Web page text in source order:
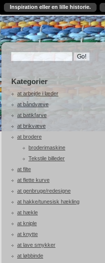
Inspiration eller en lille historie.
Kategorier
at arbejde i læder
at båndvæve
at batikfarve
at brikvæve
at brodere
broderimaskine
Tekstile billeder
at filte
at flette kurve
at genbruge/redesigne
at hakke/tunesisk hækling
at hækle
at kniple
at knytte
at lave smykker
at løbbinde